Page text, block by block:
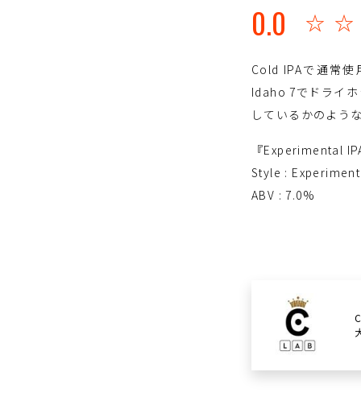
0.0
Cold IPAで通常
Idaho 7でドライ
しているかのよう
『Experimental
Style :
ABV : 7.0%